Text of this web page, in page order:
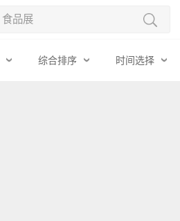
综合排序 时间选择